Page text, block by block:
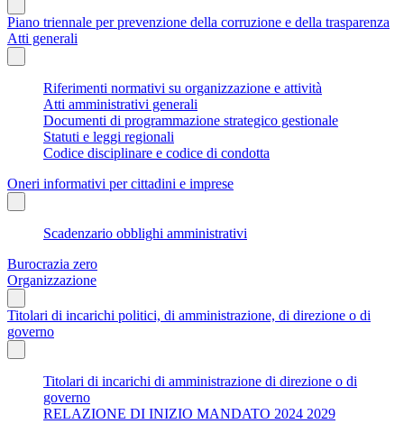
Piano triennale per prevenzione della corruzione e della trasparenza
Atti generali
Riferimenti normativi su organizzazione e attività
Atti amministrativi generali
Documenti di programmazione strategico gestionale
Statuti e leggi regionali
Codice disciplinare e codice di condotta
Oneri informativi per cittadini e imprese
Scadenzario obblighi amministrativi
Burocrazia zero
Organizzazione
Titolari di incarichi politici, di amministrazione, di direzione o di
governo
Titolari di incarichi di amministrazione di direzione o di
governo
RELAZIONE DI INIZIO MANDATO 2024 2029